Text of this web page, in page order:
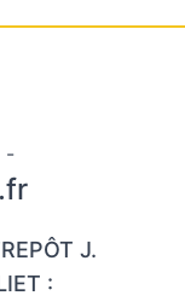
-
J.
: